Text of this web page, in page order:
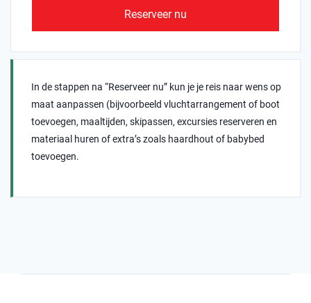
Reserveer nu
In de stappen na “Reserveer nu” kun je je reis naar wens op
maat aanpassen (bijvoorbeeld vluchtarrangement of boot
toevoegen, maaltijden, skipassen, excursies reserveren en
materiaal huren of extra’s zoals haardhout of babybed
toevoegen.